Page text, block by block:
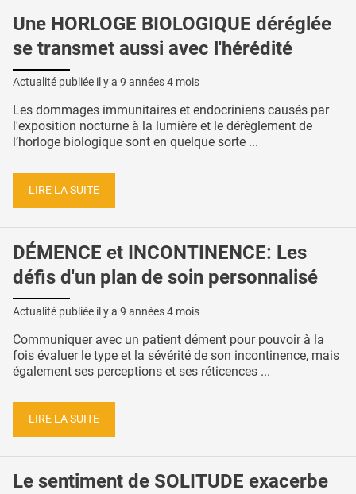
Une HORLOGE BIOLOGIQUE déréglée
se transmet aussi avec l'hérédité
Actualité publiée il y a 9 années 4 mois
Les dommages immunitaires et endocriniens causés par
l'exposition nocturne à la lumière et le dérèglement de
l’horloge biologique sont en quelque sorte ...
LIRE LA SUITE
DÉMENCE et INCONTINENCE: Les
défis d'un plan de soin personnalisé
Actualité publiée il y a 9 années 4 mois
Communiquer avec un patient dément pour pouvoir à la
fois évaluer le type et la sévérité de son incontinence, mais
également ses perceptions et ses réticences ...
LIRE LA SUITE
Le sentiment de SOLITUDE exacerbe